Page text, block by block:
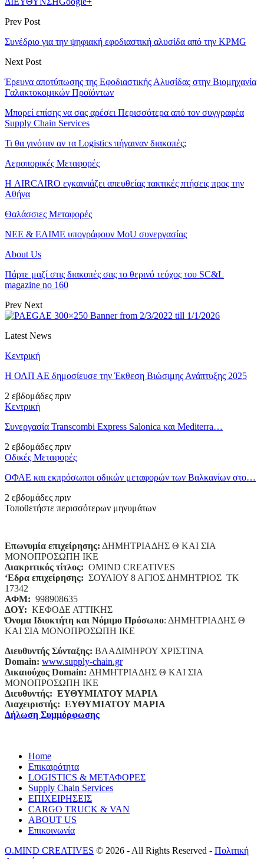
Prev Post
Συνέδριο για την ψηφιακή εφοδιαστική αλυσίδα από την KPMG
Next Post
Έρευνα αποτύπωσης της Εφοδιαστικής Αλυσίδας στην Βιομηχανία
Γαλακτοκομικών Προϊόντων
Μπορεί επίσης να σας αρέσει Περισσότερα από τον συγγραφέα
Supply Chain Services
Τι θα γινόταν αν τα Logistics πήγαιναν διακοπές;
Αεροπορικές Μεταφορές
Η AIRCAIRO εγκαινιάζει απευθείας τακτικές πτήσεις προς την
Αθήνα
Θαλάσσιες Μεταφορές
ΝΕΕ & ΕΛΙΜΕ υπογράφουν MoU συνεργασίας
About Us
Πάρτε μαζί στις διακοπές σας το θερινό τεύχος του SC&L
magazine no 160
Prev Next
Latest News
Κεντρική
Η ΟΛΠ ΑΕ δημοσίευσε την Έκθεση Βιώσιμης Ανάπτυξης 2025
2 εβδομάδες πριν
Κεντρική
Συνεργασία Transcombi Express Salonica και Mediterra…
2 εβδομάδες πριν
Οδικές Μεταφορές
ΟΦΑΕ και εκπρόσωποι οδικών μεταφορών των Βαλκανίων στο…
2 εβδομάδες πριν
Τοποθετήστε περισσότερων μηνυμάτων
Επωνυμία επιχείρησης: ΔΗΜΗΤΡΙΑΔΗΣ Θ ΚΑΙ ΣΙΑ
ΜΟΝΟΠΡΟΣΩΠΗ ΙΚΕ
Διακριτικός τίτλος: ΟΜΙΝD CREATIVES
‘Eδρα επιχείρησης: ΣΟΥΛΙΟΥ 8 ΑΓΙΟΣ ΔΗΜΗΤΡΙΟΣ ΤΚ
17342
ΑΦΜ: 998908635
ΔΟΥ: ΚΕΦΟΔΕ ΑΤΤΙΚΗΣ
Όνομα Ιδιοκτήτη και Νόμιμο Πρόσωπο: ΔΗΜΗΤΡΙΑΔΗΣ Θ
ΚΑΙ ΣΙΑ ΜΟΝΟΠΡΟΣΩΠΗ ΙΚΕ
Διευθυντής Σύνταξης: ΒΛΑΔΙΜΗΡΟΥ ΧΡΙΣΤΙΝΑ
Domain: www.supply-chain.gr
Δικαιούχος Domain: ΔΗΜΗΤΡΙΑΔΗΣ Θ ΚΑΙ ΣΙΑ
ΜΟΝΟΠΡΟΣΩΠΗ ΙΚΕ
Διευθυντής: ΕΥΘΥΜΙΑΤΟΥ ΜΑΡΙΑ
Διαχειριστής: ΕΥΘΥΜΙΑΤΟΥ ΜΑΡΙΑ
Δήλωση Συμμόρφωσης
Home
Επικαιρότητα
LOGISTICS & ΜΕΤΑΦΟΡΕΣ
Supply Chain Services
ΕΠΙΧΕΙΡΗΣΕΙΣ
CARGO TRUCK & VAN
ABOUT US
Επικοινωνία
O.MIND CREATIVES © 2026 - All Rights Reserved - Πολιτική